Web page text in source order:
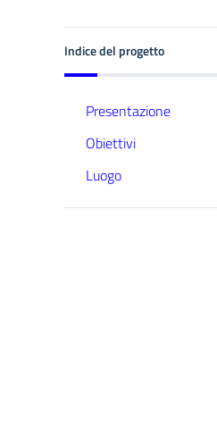
Indice del progetto
Presentazione
Obiettivi
Luogo